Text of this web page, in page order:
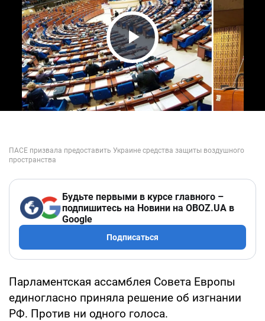
Play Video
Будьте первыми в курсе главного –
подпишитесь на Новини на OBOZ.UA в
Google
Подписаться
Парламентская ассамблея Совета Европы
единогласно приняла решение об изгнании
РФ. Против ни одного голоса.